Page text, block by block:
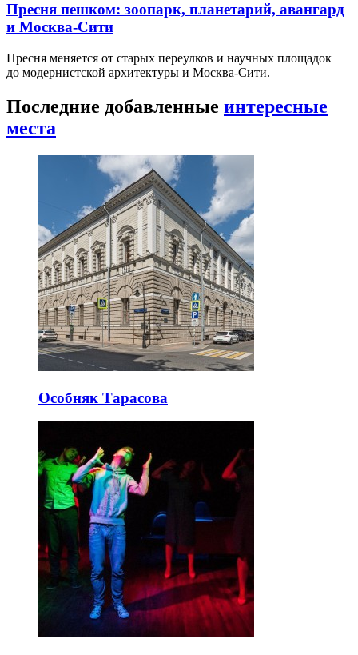
Пресня пешком: зоопарк, планетарий, авангард
и Москва-Сити
Пресня меняется от старых переулков и научных площадок
до модернистской архитектуры и Москва-Сити.
Последние добавленные интересные
места
Особняк Тарасова